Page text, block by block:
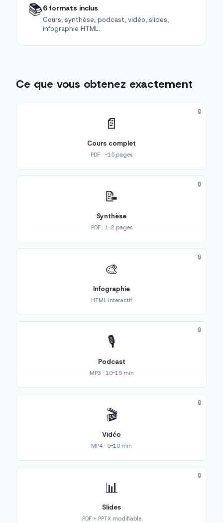
📚6 formats inclus
Cours, synthèse, podcast, vidéo, slides,
infographie HTML.
Ce que vous obtenez exactement
📄
Cours complet
PDF · ~15 pages
🔒
📝
Synthèse
PDF · 1-2 pages
🔒
🎨
Infographie
HTML interactif
🔒
🎙️
Podcast
MP3 · 10-15 min
🔒
🎬
Vidéo
MP4 · 5-10 min
🔒
📊
Slides
PDF + PPTX modifiable
🔒